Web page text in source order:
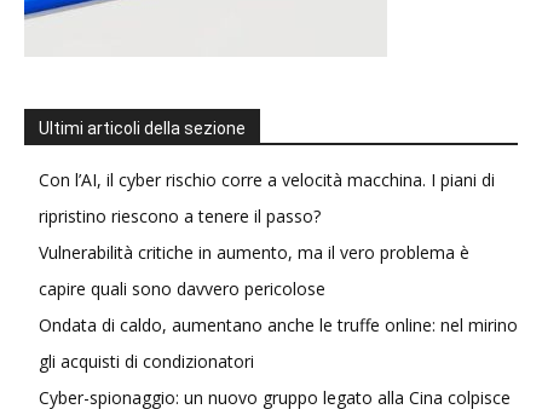
Ultimi articoli della sezione
Con l’AI, il cyber rischio corre a velocità macchina. I piani di
ripristino riescono a tenere il passo?
Vulnerabilità critiche in aumento, ma il vero problema è
capire quali sono davvero pericolose
Ondata di caldo, aumentano anche le truffe online: nel mirino
gli acquisti di condizionatori
Cyber-spionaggio: un nuovo gruppo legato alla Cina colpisce